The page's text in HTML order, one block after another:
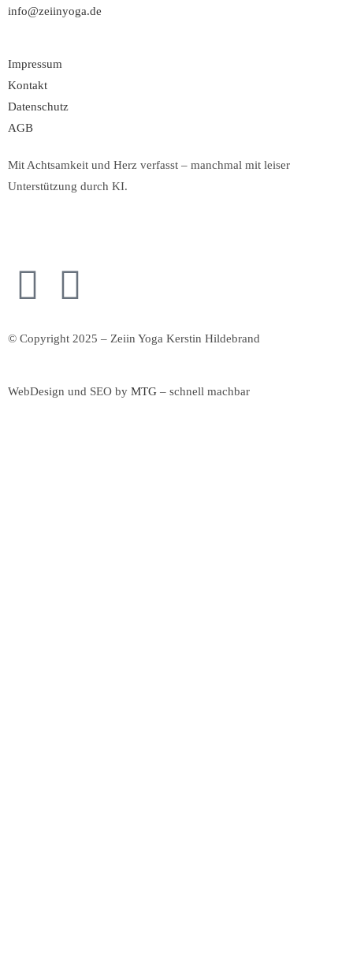
info@zeiinyoga.de
Impressum
Kontakt
Datenschutz
AGB
Mit Achtsamkeit und Herz verfasst – manchmal mit leiser
Unterstützung durch KI.
© Copyright 2025 – Zeiin Yoga Kerstin Hildebrand
WebDesign und SEO by MTG – schnell machbar